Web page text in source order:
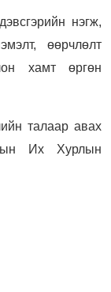
нэгж,
өөрчлөлт
хамт өргөн
талаар авах
Их Хурлын